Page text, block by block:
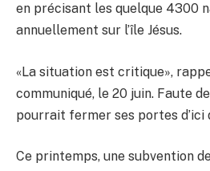
en précisant les quelque 4300
annuellement sur l’île Jésus.
«La situation est critique»,
communiqué, le 20 juin. Faute
pourrait fermer ses portes d’ici
Ce printemps, une subvention